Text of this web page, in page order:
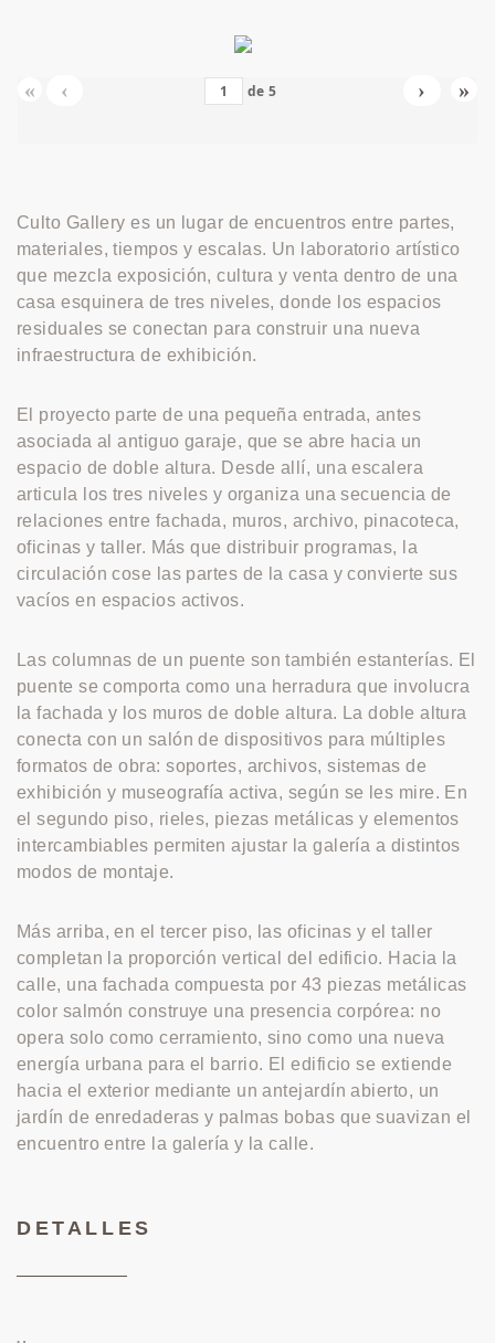
« ‹ de5 › »
Culto Gallery es un lugar de encuentros entre partes,
materiales, tiempos y escalas. Un laboratorio artístico
que mezcla exposición, cultura y venta dentro de una
casa esquinera de tres niveles, donde los espacios
residuales se conectan para construir una nueva
infraestructura de exhibición.
El proyecto parte de una pequeña entrada, antes
asociada al antiguo garaje, que se abre hacia un
espacio de doble altura. Desde allí, una escalera
articula los tres niveles y organiza una secuencia de
relaciones entre fachada, muros, archivo, pinacoteca,
oficinas y taller. Más que distribuir programas, la
circulación cose las partes de la casa y convierte sus
vacíos en espacios activos.
Las columnas de un puente son también estanterías. El
puente se comporta como una herradura que involucra
la fachada y los muros de doble altura. La doble altura
conecta con un salón de dispositivos para múltiples
formatos de obra: soportes, archivos, sistemas de
exhibición y museografía activa, según se les mire. En
el segundo piso, rieles, piezas metálicas y elementos
intercambiables permiten ajustar la galería a distintos
modos de montaje.
Más arriba, en el tercer piso, las oficinas y el taller
completan la proporción vertical del edificio. Hacia la
calle, una fachada compuesta por 43 piezas metálicas
color salmón construye una presencia corpórea: no
opera solo como cerramiento, sino como una nueva
energía urbana para el barrio. El edificio se extiende
hacia el exterior mediante un antejardín abierto, un
jardín de enredaderas y palmas bobas que suavizan el
encuentro entre la galería y la calle.
DETALLES